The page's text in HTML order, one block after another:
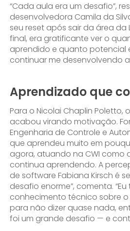
“Cada aula era um desafio”,
desenvolvedora Camila da
seu reset após sair da área da
final, era gratificante ver o
aprendido e quanto potencial
continuar me desenvolvendo
Aprendizado que
Para o Nicolai Chaplin Poletto,
acabou virando motivação.
Engenharia de Controle e
que aprendeu muito em
agora, atuando na CWI como
continua aprendendo. A
de software Fabiana Kirsch é
desafio enorme”, comenta.
conhecimento técnico sobre
para não dizer quase nada,
foi um grande desafio — e